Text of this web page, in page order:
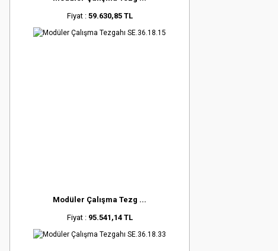
Fiyat : 59.630,85 TL
Modüler Çalışma Tezg ...
Fiyat : 95.541,14 TL